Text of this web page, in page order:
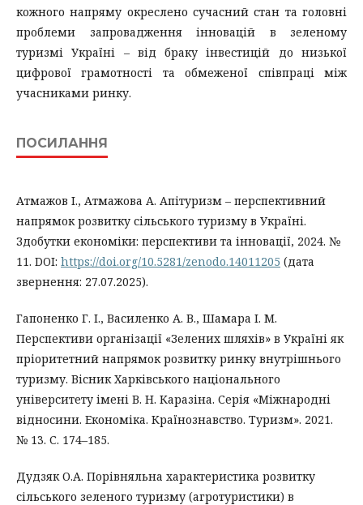
кожного напряму окреслено сучасний стан та головні
проблеми запровадження інновацій в зеленому
туризмі Україні – від браку інвестицій до низької
цифрової грамотності та обмеженої співпраці між
учасниками ринку.
ПОСИЛАННЯ
Атмажов І., Атмажова А. Апітуризм – перспективний
напрямок розвитку сільського туризму в Україні.
Здобутки економіки: перспективи та інновації, 2024. №
11. DOI: https://doi.org/10.5281/zenodo.14011205 (дата
звернення: 27.07.2025).
Гапоненко Г. І., Василенко А. В., Шамара І. М.
Перспективи організації «Зелених шляхів» в Україні як
пріоритетний напрямок розвитку ринку внутрішнього
туризму. Вісник Харківського національного
університету імені В. Н. Каразіна. Серія «Міжнародні
відносини. Економіка. Країнознавство. Туризм». 2021.
№ 13. С. 174–185.
Дудзяк О.А. Порівняльна характеристика розвитку
сільського зеленого туризму (агротуристики) в